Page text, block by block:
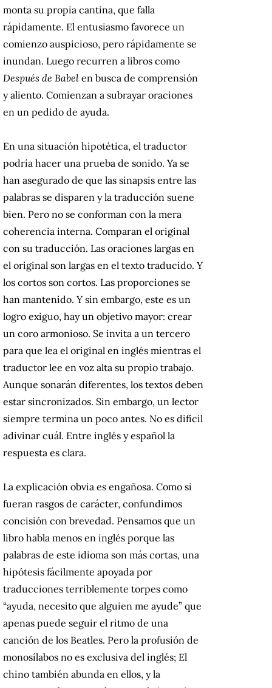
monta su propia cantina, que falla
rápidamente. El entusiasmo favorece un
comienzo auspicioso, pero rápidamente se
inundan. Luego recurren a libros como
Después de Babel en busca de comprensión
y aliento. Comienzan a subrayar oraciones
en un pedido de ayuda.
En una situación hipotética, el traductor
podría hacer una prueba de sonido. Ya se
han asegurado de que las sinapsis entre las
palabras se disparen y la traducción suene
bien. Pero no se conforman con la mera
coherencia interna. Comparan el original
con su traducción. Las oraciones largas en
el original son largas en el texto traducido. Y
los cortos son cortos. Las proporciones se
han mantenido. Y sin embargo, este es un
logro exiguo, hay un objetivo mayor: crear
un coro armonioso. Se invita a un tercero
para que lea el original en inglés mientras el
traductor lee en voz alta su propio trabajo.
Aunque sonarán diferentes, los textos deben
estar sincronizados. Sin embargo, un lector
siempre termina un poco antes. No es difícil
adivinar cuál. Entre inglés y español la
respuesta es clara.
La explicación obvia es engañosa. Como si
fueran rasgos de carácter, confundimos
concisión con brevedad. Pensamos que un
libro habla menos en inglés porque las
palabras de este idioma son más cortas, una
hipótesis fácilmente apoyada por
traducciones terriblemente torpes como
“ayuda, necesito que alguien me ayude” que
apenas puede seguir el ritmo de una
canción de los Beatles. Pero la profusión de
monosílabos no es exclusiva del inglés; El
chino también abunda en ellos, y la